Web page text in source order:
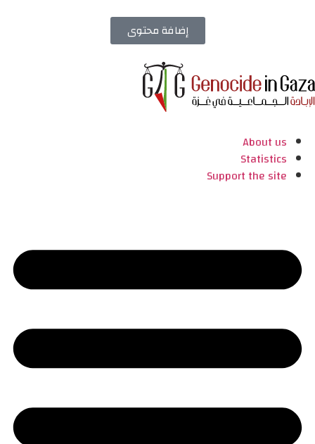
إضافة محتوى
About us
Statistics
Support the site